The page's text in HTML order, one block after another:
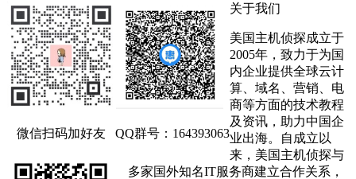
微信扫码加好友 QQ群号：164393063
关于我们
美国主机侦探成立于
2005年，致力于为国
内企业提供全球云计
算、域名、营销、电
商等方面的技术教程
及资讯，助力中国企
业出海。自成立以
来，美国主机侦探与
多家国外知名IT服务商建立合作关系，